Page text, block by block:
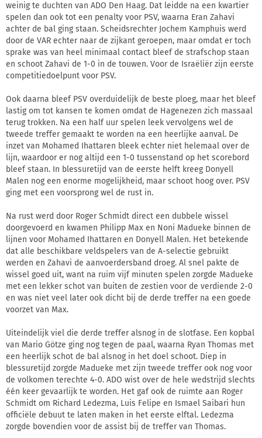
weinig te duchten van ADO Den Haag. Dat leidde na een kwartier
spelen dan ook tot een penalty voor PSV, waarna Eran Zahavi
achter de bal ging staan. Scheidsrechter Jochem Kamphuis werd
door de VAR echter naar de zijkant geroepen, maar omdat er toch
sprake was van heel minimaal contact bleef de strafschop staan
en schoot Zahavi de 1-0 in de touwen. Voor de Israëliër zijn eerste
competitiedoelpunt voor PSV.
Ook daarna bleef PSV overduidelijk de beste ploeg, maar het bleef
lastig om tot kansen te komen omdat de Hagenezen zich massaal
terug trokken. Na een half uur spelen leek vervolgens wel de
tweede treffer gemaakt te worden na een heerlijke aanval. De
inzet van Mohamed Ihattaren bleek echter niet helemaal over de
lijn, waardoor er nog altijd een 1-0 tussenstand op het scorebord
bleef staan. In blessuretijd van de eerste helft kreeg Donyell
Malen nog een enorme mogelijkheid, maar schoot hoog over. PSV
ging met een voorsprong wel de rust in.
Na rust werd door Roger Schmidt direct een dubbele wissel
doorgevoerd en kwamen Philipp Max en Noni Madueke binnen de
lijnen voor Mohamed Ihattaren en Donyell Malen. Het betekende
dat alle beschikbare veldspelers van de A-selectie gebruikt
werden en Zahavi de aanvoerdersband droeg. Al snel pakte de
wissel goed uit, want na ruim vijf minuten spelen zorgde Madueke
met een lekker schot van buiten de zestien voor de verdiende 2-0
en was niet veel later ook dicht bij de derde treffer na een goede
voorzet van Max.
Uiteindelijk viel die derde treffer alsnog in de slotfase. Een kopbal
van Mario Götze ging nog tegen de paal, waarna Ryan Thomas met
een heerlijk schot de bal alsnog in het doel schoot. Diep in
blessuretijd zorgde Madueke met zijn tweede treffer ook nog voor
de volkomen terechte 4-0. ADO wist over de hele wedstrijd slechts
één keer gevaarlijk te worden. Het gaf ook de ruimte aan Roger
Schmidt om Richard Ledezma, Luis Felipe en Ismael Saibari hun
officiële debuut te laten maken in het eerste elftal. Ledezma
zorgde bovendien voor de assist bij de treffer van Thomas.